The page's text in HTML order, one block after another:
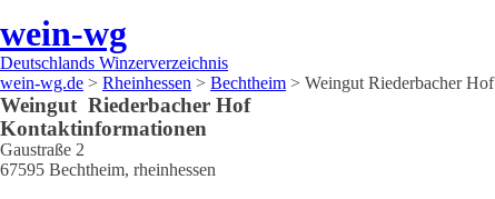
wein-wg
Deutschlands Winzerverzeichnis
wein-wg.de > Rheinhessen > Bechtheim > Weingut Riederbacher Hof
Weingut Riederbacher Hof
Kontaktinformationen
Gaustraße 2
67595 Bechtheim, rheinhessen